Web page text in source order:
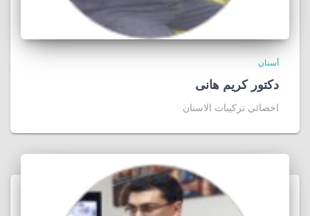
أسنان
دكتور كريم هانى
اخصائى تركيبات الاسنان